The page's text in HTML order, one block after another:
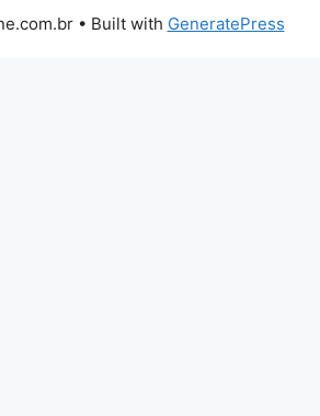
• Built with GeneratePress